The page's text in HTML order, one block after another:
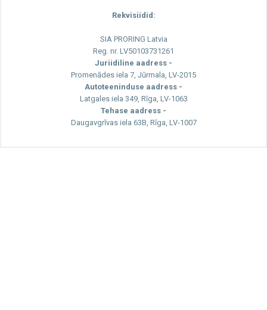
Rekvisiidid:
SIA PRORING Latvia
Reg. nr. LV50103731261
Juriidiline aadress -
Promenādes iela 7, Jūrmala, LV-2015
Autoteeninduse aadress -
Latgales iela 349, Rīga, LV-1063
Tehase aadress -
Daugavgrīvas iela 63B, Rīga, LV-1007